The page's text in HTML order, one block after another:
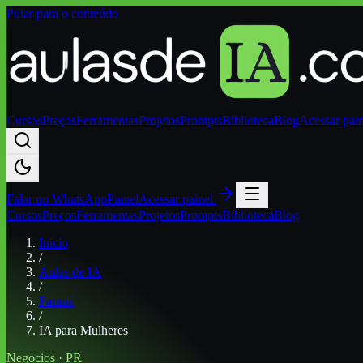
Pular para o conteúdo
CursosPreçosFerramentasProjetosPromptsBibliotecaBlogAcessar
Falar no WhatsAppPainelAcessar painel
CursosPreçosFerramentasProjetosPromptsBibliotecaBlog
Início
/
Aulas de IA
/
Paraná
/
IA para Mulheres
Negocios · PR